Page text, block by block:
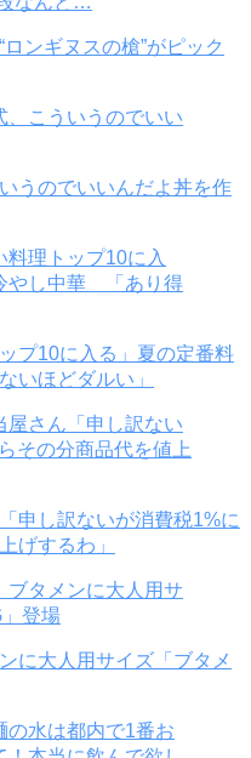
ンギヌスの槍”がピック
うのでいいんだよ丼を作
プ10に入る」夏の定番料
いほどダルい」
申し訳ないが消費税1%に
げするわ」
に大人用サイズ「ブタメ